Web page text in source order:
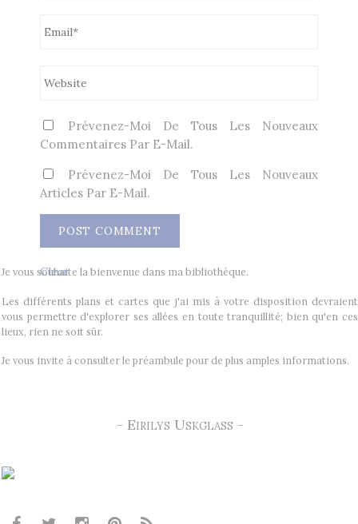
Prévenez-Moi De Tous Les Nouveaux
Commentaires Par E-Mail.
Prévenez-Moi De Tous Les Nouveaux
Articles Par E-Mail.
Clear
Je vous souhaite la bienvenue dans ma bibliothèque.
Les différents plans et cartes que j'ai mis à votre disposition devraient
vous permettre d'explorer ses allées en toute tranquillité; bien qu'en ces
lieux, rien ne soit sûr.
Je vous invite à consulter le préambule pour de plus amples informations.
- Eirilys Uskglass -